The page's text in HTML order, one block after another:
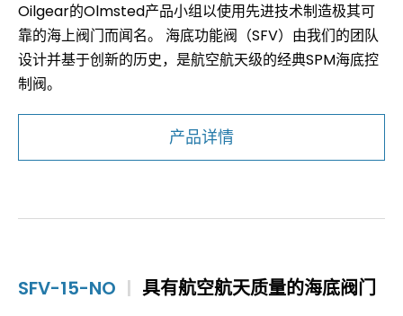
Oilgear的Olmsted产品小组以使用先进技术制造极其可
靠的海上阀门而闻名。 海底功能阀（SFV）由我们的团队
设计并基于创新的历史，是航空航天级的经典SPM海底控
制阀。
产品详情
SFV-15-NO | 具有航空航天质量的海底阀门